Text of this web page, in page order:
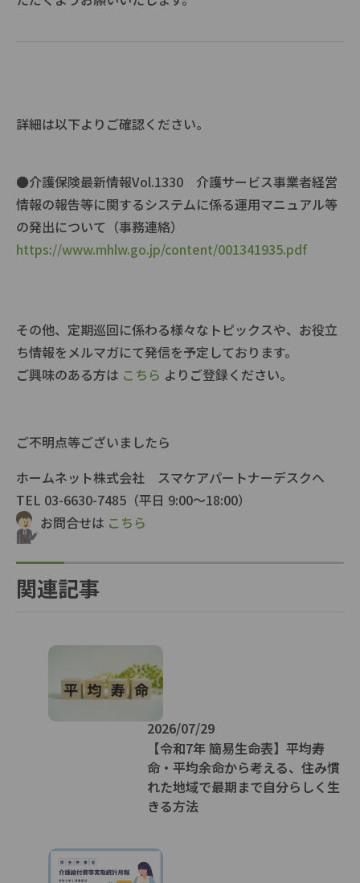
詳細は以下よりご確認ください。
●介護保険最新情報Vol.1330 介護サービス事業者経営
情報の報告等に関するシステムに係る運用マニュアル等
の発出について（事務連絡）
https://www.mhlw.go.jp/content/001341935.pdf
その他、定期巡回に係わる様々なトピックスや、お役立
ち情報をメルマガにて発信を予定しております。
ご興味のある方は こちら よりご登録ください。
ご不明点等ございましたら
ホームネット株式会社 スマケアパートナーデスクへ
TEL 03-6630-7485（平日 9:00〜18:00）
お問合せは こちら
関連記事
2026/07/29
【令和7年 簡易生命表】平均寿
命・平均余命から考える、住み慣
れた地域で最期まで自分らしく生
きる方法